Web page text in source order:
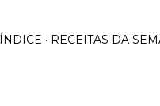
ÍNDICE RECEITAS DA